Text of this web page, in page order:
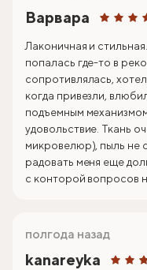
Варвара
Лаконичная и
попалась где-то в
сопротивлялась,
когда привезли,
подъемным
удовольствие. Ткань
микровелюр), пыль не
радовать меня еще
с конторой вопросов
kanareyka
полгода назад